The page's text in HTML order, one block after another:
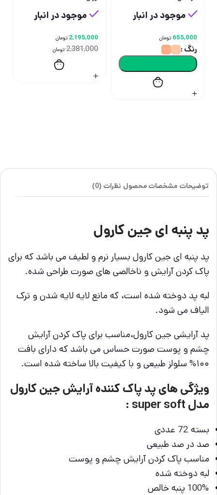
موجود در انبار
655,000 تومان
رنگ
موجود در انبار
2,381,000 تومان
2,195,000 تومان
توضیحات مشخصات محصول نظرات (0)
پد پنبه ای جین کارول
پد پنبه ای جین کارول بسیار نرم و لطیف می باشد که برای
پاک کردن آرایش و ناخالصی های صورت طراحی شده.
لبه پد دوخته شده است، که مانع لایه لایه شدن و ترک
الیاف می شود.
پد آرایشی جین کارول،مناسب برای پاک کردن آرایش
چشم و پوست صورت حساس می باشد که دارای بافت
۱۰۰% سلولز طبیعی و با کیفیت بالا ساخته شده است.
ویژگی های پد پاک کننده آرایش جین کارول
مدل super soft :
بسته 72 عددی
صد در صد طبیعی
مناسب پاک کردن آرایش چشم و پوست
لبه دوخته شده
100% پنبه خالص